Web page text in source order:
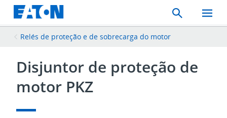
Search
Toggle
Mobile
Relés de proteção e de sobrecarga do motor
Disjuntor de proteção de
motor PKZ